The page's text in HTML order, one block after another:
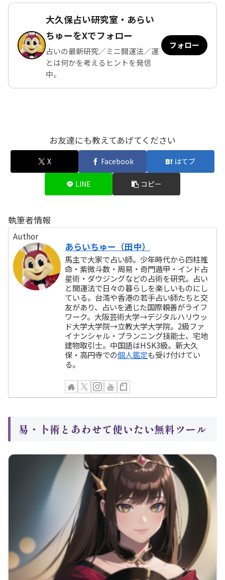
大久保占い研究室・あらい
ちゅーをXでフォロー
占いの最新研究／ミニ開運法／運
とは何かを考えるヒントを発信
中。
フォロー
お友達にも教えてあげてください
X Facebook はてブ
LINE コピー
執筆者情報
Author
あらいちゅー（田中）
馬主で大家で占い師。少年時代から四柱推
命・紫微斗数・周易・奇門遁甲・インド占
星術・ダウジングなどの占術を研究。占い
と開運法で日々の暮らしを楽しいものにし
ている。台湾や香港の若手占い師たちと交
友があり、占いを通じた国際親善がライフ
ワーク。大阪芸術大学→デジタルハリウッ
ド大学大学院→立教大学大学院。2級ファ
イナンシャル・プランニング技能士、宅地
建物取引士。中国語はHSK3級。新大久
保・高円寺での個人鑑定も受け付けてい
る。
易・卜術とあわせて使いたい無料ツール